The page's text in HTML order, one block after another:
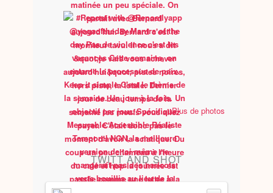
Plus de photos
TWITT AND SHOT